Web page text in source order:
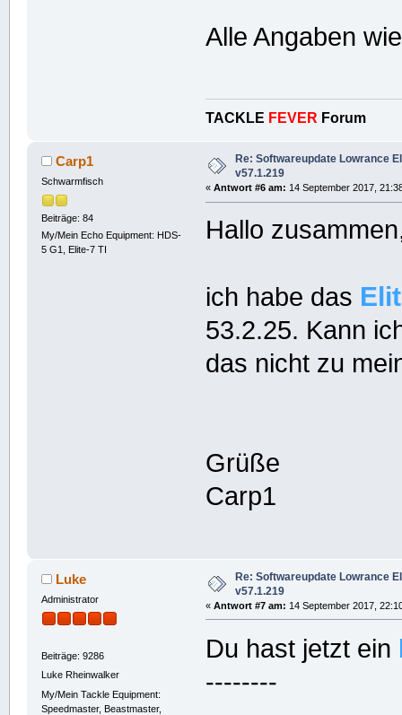
Alle Angaben
TACKLE FEVER Forum
Carp1
Schwarmfisch
Beiträge: 84
My/Mein Echo Equipment: HDS-
5 G1, Elite-7 TI
Re: Softwareupdate Lowrance
v57.1.219
«Antwort #6 am: 14 September 2017,
Hallo
ich habe das
53.2.25. Kann
das nicht zu
Grüße
Carp1
Luke
Administrator
Beiträge: 9286
Luke Rheinwalker
My/Mein Tackle Equipment:
Speedmaster, Beastmaster,
Re: Softwareupdate Lowrance
v57.1.219
«Antwort #7 am: 14 September 2017,
Du hast jetzt ein
--------